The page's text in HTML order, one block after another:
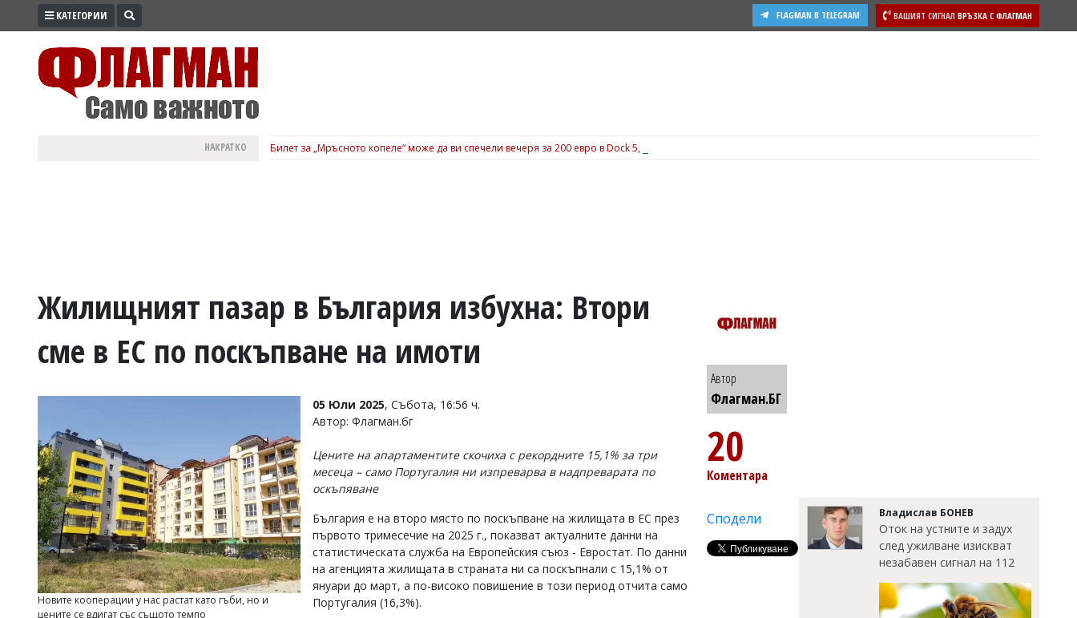
ПРОМО
ВОЙНАТА
УКРАЙНА
БИЗНЕС
Управители:
Веселин
Василев,
v.vasilev@flagman.bg
Касабова,
k.kassabova@flagman.bg
КАТЕГОРИИ ВАШИЯТ СИГНАЛ ВРЪЗКА С ФЛАГМАН
FLAGMAN В TELEGRAM
НАКРАТКО Билет за „Мръсното копеле“ може да ви спечели вечеря за 200 евро в Dock 5, вижте подробности
Жилищният пазар в България избухна: Втори
сме в ЕС по поскъпване на имоти
Новите кооперации у нас растат като гъби, но и
цените се вдигат със същото темпо
05 Юли 2025, Събота, 16:56 ч.
Автор: Флагман.бг
Цените на апартаментите скочиха с рекордните 15,1% за три
месеца – само Португалия ни изпреварва в надпреварата по
оскъпяване
България е на второ място по поскъпване на жилищата в ЕС през
първото тримесечие на 2025 г., показват актуалните данни на
статистическата служба на Европейския съюз - Евростат. По данни
на агенцията жилищата в страната ни са поскъпнали с 15,1% от
януари до март, а по-високо повишение в този период отчита само
Португалия (16,3%).
Автор
Флагман.БГ
20
Коментара
Сподели Владислав БОНЕВ
Оток на устните и задух
след ужилване изискват
незабавен сигнал на 112